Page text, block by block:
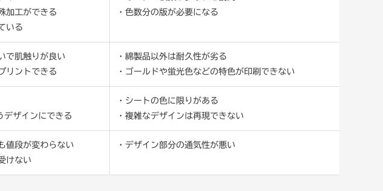
加工ができる
いる
・色数分の版が必要になる
で肌触りが良い
リントできる
・綿製品以外は耐久性が劣る
・ゴールドや蛍光色などの特色が印刷できない
デザインにできる
・シートの色に限りがある
・複雑なデザインは再現できない
値段が変わらない
けない
・デザイン部分の通気性が悪い